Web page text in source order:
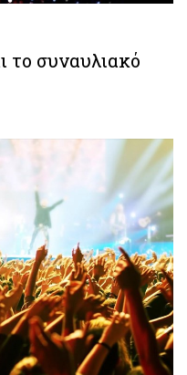
το συναυλιακό